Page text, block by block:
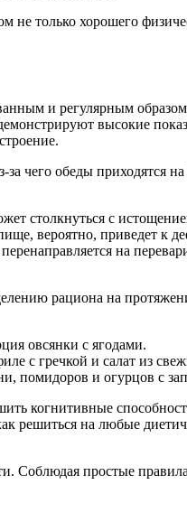
не только хорошего
и регулярным
высокие
чего обеды приходятся
столкнуться с
вероятно, приведет к
на
рациона на
овсянки с ягодами.
с гречкой и салат из
помидоров и огурцов с
когнитивные
решиться на любые
Соблюдая простые